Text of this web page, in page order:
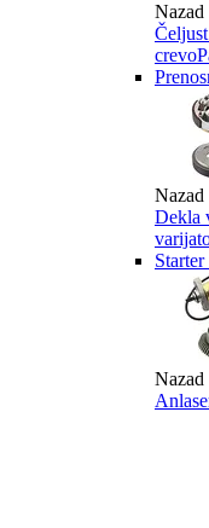
Nazad
crevo
Nazad
Dekla
Nazad